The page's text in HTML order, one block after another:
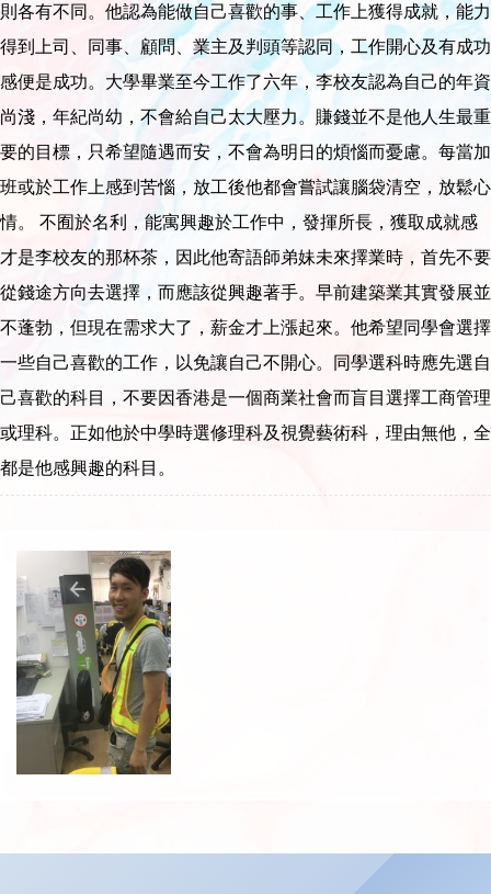
則各有不同。他認為能做自己喜歡的事、工作上獲得成就，能力
得到上司、同事、顧問、業主及判頭等認同，工作開心及有成功
感便是成功。大學畢業至今工作了六年，李校友認為自己的年資
尚淺，年紀尚幼，不會給自己太大壓力。賺錢並不是他人生最重
要的目標，只希望隨遇而安，不會為明日的煩惱而憂慮。每當加
班或於工作上感到苦惱，放工後他都會嘗試讓腦袋清空，放鬆心
情。 不囿於名利，能寓興趣於工作中，發揮所長，獲取成就感
才是李校友的那杯茶，因此他寄語師弟妹未來擇業時，首先不要
從錢途方向去選擇，而應該從興趣著手。早前建築業其實發展並
不蓬勃，但現在需求大了，薪金才上漲起來。他希望同學會選擇
一些自己喜歡的工作，以免讓自己不開心。同學選科時應先選自
己喜歡的科目，不要因香港是一個商業社會而盲目選擇工商管理
或理科。正如他於中學時選修理科及視覺藝術科，理由無他，全
都是他感興趣的科目。